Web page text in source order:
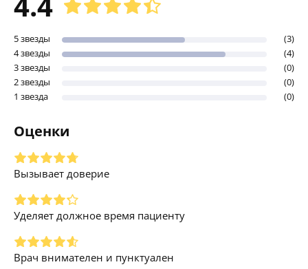
5 звезды
(3)
4 звезды
(4)
3 звезды
(0)
2 звезды
(0)
1 звезда
(0)
Оценки
Вызывает доверие
Уделяет должное время пациенту
Врач внимателен и пунктуален